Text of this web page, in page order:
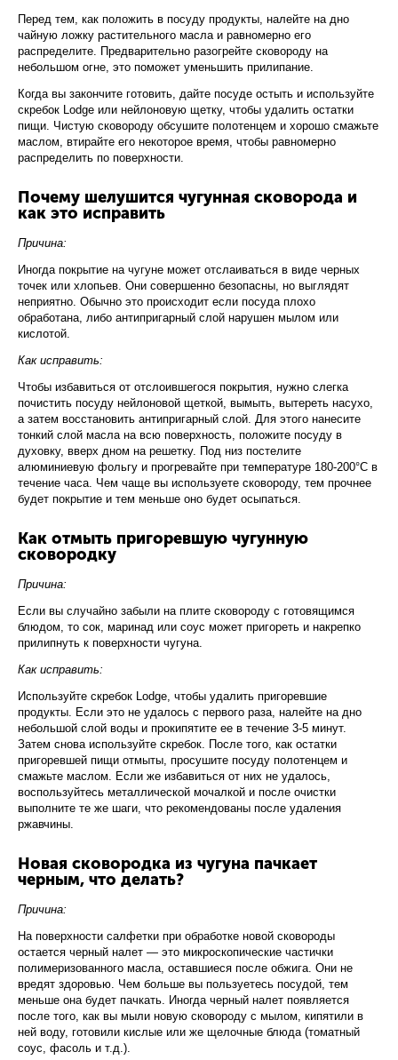
Перед тем, как положить в посуду продукты, налейте на дно
чайную ложку растительного масла и равномерно его
распределите. Предварительно разогрейте сковороду на
небольшом огне, это поможет уменьшить прилипание.
Когда вы закончите готовить, дайте посуде остыть и используйте
скребок Lodge или нейлоновую щетку, чтобы удалить остатки
пищи. Чистую сковороду обсушите полотенцем и хорошо смажьте
маслом, втирайте его некоторое время, чтобы равномерно
распределить по поверхности.
Почему шелушится чугунная сковорода и
как это исправить
Причина:
Иногда покрытие на чугуне может отслаиваться в виде черных
точек или хлопьев. Они совершенно безопасны, но выглядят
неприятно. Обычно это происходит если посуда плохо
обработана, либо антипригарный слой нарушен мылом или
кислотой.
Как исправить:
Чтобы избавиться от отслоившегося покрытия, нужно слегка
почистить посуду нейлоновой щеткой, вымыть, вытереть насухо,
а затем восстановить антипригарный слой. Для этого нанесите
тонкий слой масла на всю поверхность, положите посуду в
духовку, вверх дном на решетку. Под низ постелите
алюминиевую фольгу и прогревайте при температуре 180-200°С в
течение часа. Чем чаще вы используете сковороду, тем прочнее
будет покрытие и тем меньше оно будет осыпаться.
Как отмыть пригоревшую чугунную
сковородку
Причина:
Если вы случайно забыли на плите сковороду с готовящимся
блюдом, то сок, маринад или соус может пригореть и накрепко
прилипнуть к поверхности чугуна.
Как исправить:
Используйте скребок Lodge, чтобы удалить пригоревшие
продукты. Если это не удалось с первого раза, налейте на дно
небольшой слой воды и прокипятите ее в течение 3-5 минут.
Затем снова используйте скребок. После того, как остатки
пригоревшей пищи отмыты, просушите посуду полотенцем и
смажьте маслом. Если же избавиться от них не удалось,
воспользуйтесь металлической мочалкой и после очистки
выполните те же шаги, что рекомендованы после удаления
ржавчины.
Новая сковородка из чугуна пачкает
черным, что делать?
Причина:
На поверхности салфетки при обработке новой сковороды
остается черный налет — это микроскопические частички
полимеризованного масла, оставшиеся после обжига. Они не
вредят здоровью. Чем больше вы пользуетесь посудой, тем
меньше она будет пачкать. Иногда черный налет появляется
после того, как вы мыли новую сковороду с мылом, кипятили в
ней воду, готовили кислые или же щелочные блюда (томатный
соус, фасоль и т.д.).